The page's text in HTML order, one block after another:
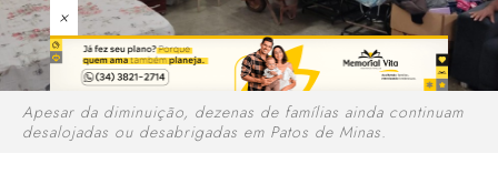
×
Apesar da diminuição, dezenas de famílias ainda continuam
desalojadas ou desabrigadas em Patos de Minas.